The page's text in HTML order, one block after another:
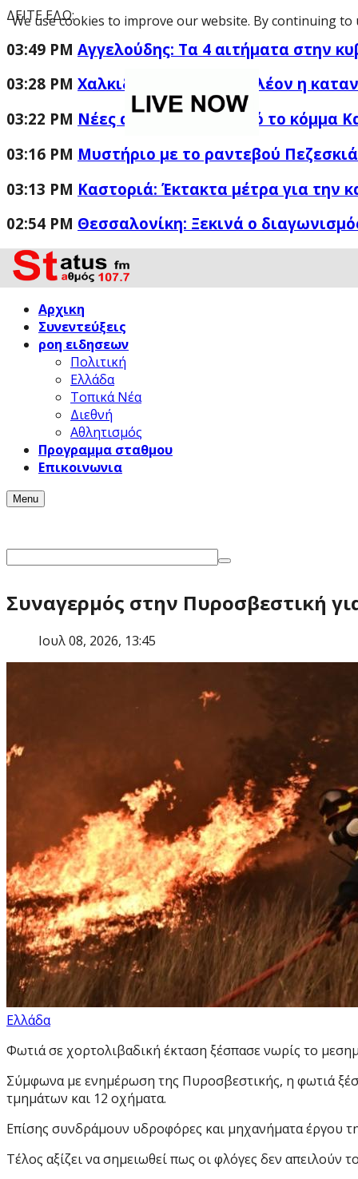
ΔΕΙΤΕ ΕΔΩ:
03:49 PM Αγγελούδης: Τα 4 αιτήματα στην
03:28 PM Χαλκιδική: Κανονικά πλέον η
03:22 PM Νέες αποχωρήσεις από το κόμμα
03:16 PM Μυστήριο με το ραντεβού
03:13 PM Καστοριά: Έκτακτα μέτρα για την
02:54 PM Θεσσαλονίκη: Ξεκινά ο
Αρχικη
Συνεντεύξεις
ροη ειδησεων
Πολιτική
Ελλάδα
Τοπικά Νέα
Διεθνή
Αθλητισμός
Προγραμμα σταθμου
Επικοινωνια
Menu
Συναγερμός στην Πυροσβεστική
Ιουλ 08, 2026, 13:45
Ελλάδα
Φωτιά σε χορτολιβαδική έκταση ξέσπασε νωρίς το
Σύμφωνα με ενημέρωση της Πυροσβεστικής, η φωτιά
τμημάτων και 12 οχήματα.
Επίσης συνδράμουν υδροφόρες και μηχανήματα έργου
Τέλος αξίζει να σημειωθεί πως οι φλόγες δεν απειλούν
We use cookies to improve our website. By continuing